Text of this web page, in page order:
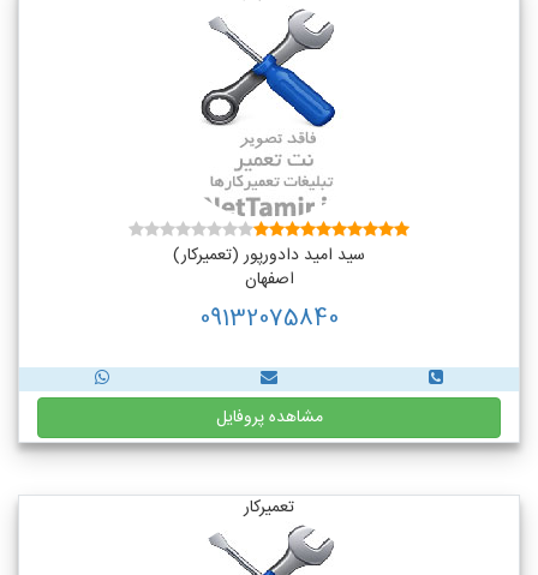
سید امید دادورپور (تعمیرکار)
اصفهان
09132075840
مشاهده پروفایل
تعمیرکار